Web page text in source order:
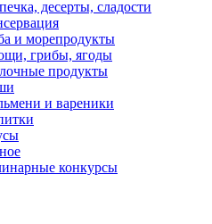
десерты, сладости
и морепродукты
грибы, ягоды
продукты
и вареники
конкурсы